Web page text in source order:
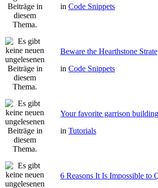
in Code Snippets
Beware the Hearthstone
in Code Snippets
Your favorite garrison building
in Tutorials
6 Reasons It Is Impossible to